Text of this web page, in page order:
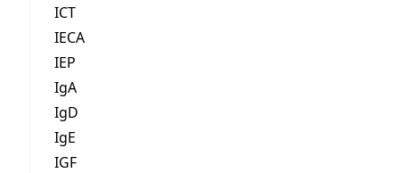
ICT
IECA
IEP
IgA
IgD
IgE
IGF